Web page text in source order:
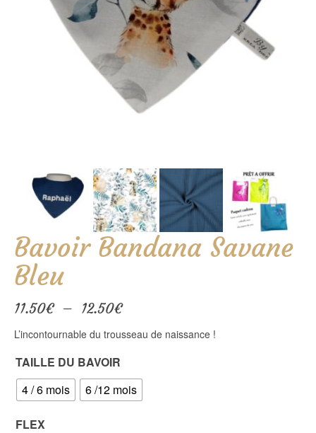
Bavoir Bandana Savane
Bleu
11.50€ – 12.50€Plage
prix :
12.50€
L’incontournable du trousseau de naissance !
TAILLE DU BAVOIR
4 / 6 mois
6 /12 mois
FLEX